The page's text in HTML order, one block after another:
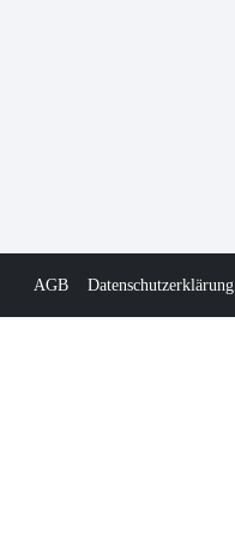
AGB Datenschutzerklärung